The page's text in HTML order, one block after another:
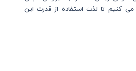
کنیم تا لذت استفاده از قدرت این